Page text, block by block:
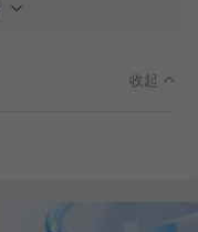
收起